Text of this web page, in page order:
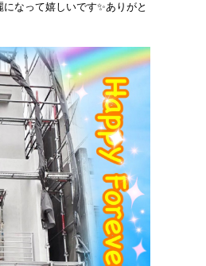
なって嬉しいです✨ありがと